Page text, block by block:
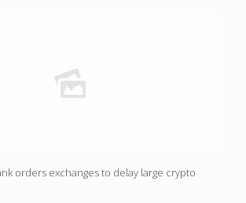
orders exchanges to delay large crypto